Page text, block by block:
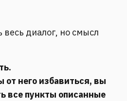
диалог, но смысл
от него избавиться, вы
все пункты описанные